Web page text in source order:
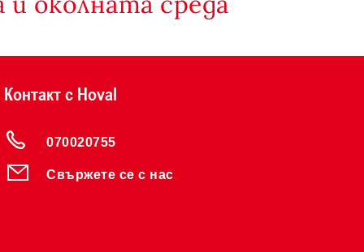
Контакт с Hoval
070020755
Свържете се с нас